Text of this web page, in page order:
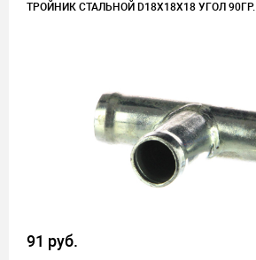
ТРОЙНИК СТАЛЬНОЙ D18Х18Х18 УГОЛ 90ГР.
91 руб.